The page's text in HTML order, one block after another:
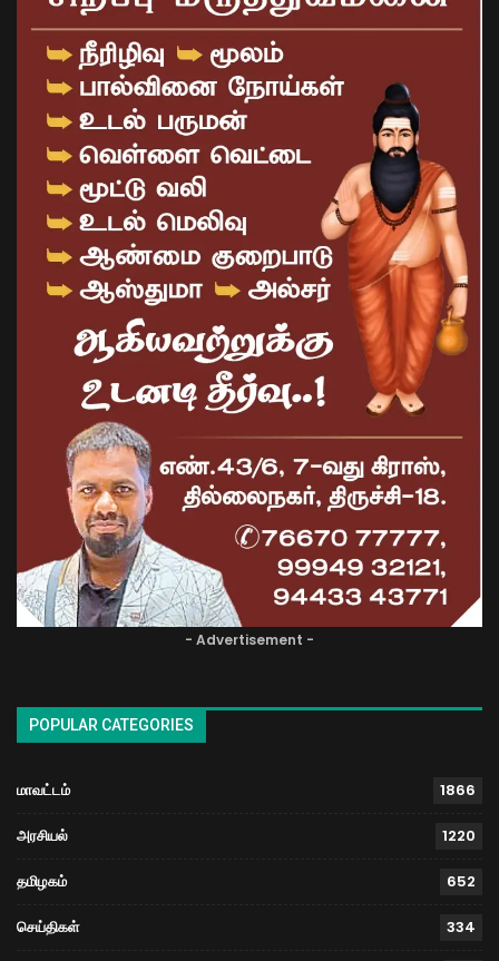
- Advertisement -
POPULAR CATEGORIES
மாவட்டம் 1866
அரசியல் 1220
தமிழகம் 652
செய்திகள் 334